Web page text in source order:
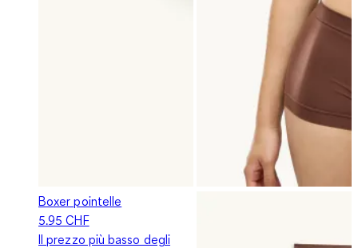
Boxer pointelle
5.95 CHF
Il prezzo più basso degli